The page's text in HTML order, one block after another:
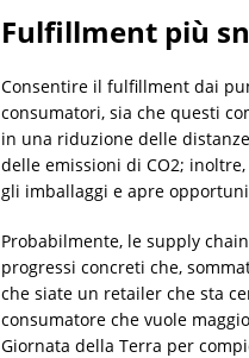
Fulfillment più
Consentire il fulfillment dai
consumatori, sia che questi
in una riduzione delle
delle emissioni di CO2;
gli imballaggi e apre
Probabilmente, le supply
progressi concreti che,
che siate un retailer che sta
consumatore che vuole
Giornata della Terra per